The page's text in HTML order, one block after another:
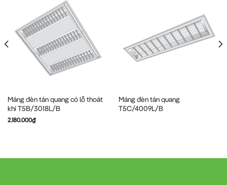
Máng đèn tán quang có lỗ thoát
khí T5B/3018L/B
2.180.000₫
Máng đèn tán quang
T5C/4009L/B